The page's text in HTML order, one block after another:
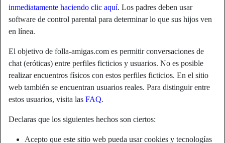
inmediatamente haciendo clic aquí. Los padres deben usar
software de control parental para determinar lo que sus hijos ven
en línea.
El objetivo de folla-amigas.com es permitir conversaciones de
chat (eróticas) entre perfiles ficticios y usuarios. No es posible
realizar encuentros físicos con estos perfiles ficticios. En el sitio
web también se encuentran usuarios reales. Para distinguir entre
estos usuarios, visita las FAQ.
Declaras que los siguientes hechos son ciertos:
Acepto que este sitio web pueda usar cookies y tecnologías
star Agregar